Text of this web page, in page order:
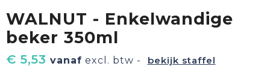
Vrije tijd en Strand
WALNUT - Enkelwandige
beker 350ml
€ 5,53 vanaf excl. btw - bekijk staffel